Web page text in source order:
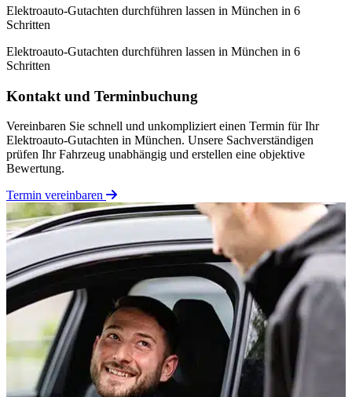
Elektroauto-Gutachten durchführen lassen in München in 6
Schritten
Elektroauto-Gutachten durchführen lassen in München in 6
Schritten
Kontakt und Terminbuchung
Vereinbaren Sie schnell und unkompliziert einen Termin für Ihr
Elektroauto-Gutachten in München. Unsere Sachverständigen
prüfen Ihr Fahrzeug unabhängig und erstellen eine objektive
Bewertung.
Termin vereinbaren